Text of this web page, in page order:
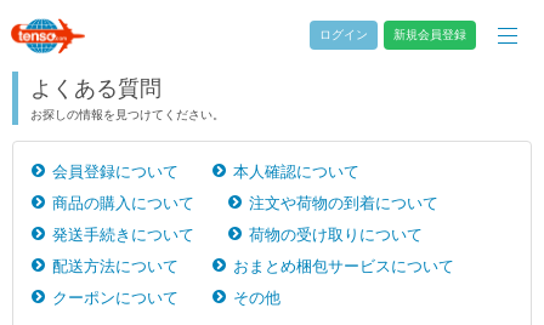
ログイン 新規会員登録
よくある質問
お探しの情報を見つけてください。
会員登録について
本人確認について
商品の購入について
注文や荷物の到着について
発送手続きについて
荷物の受け取りについて
配送方法について
おまとめ梱包サービスについて
クーポンについて
その他